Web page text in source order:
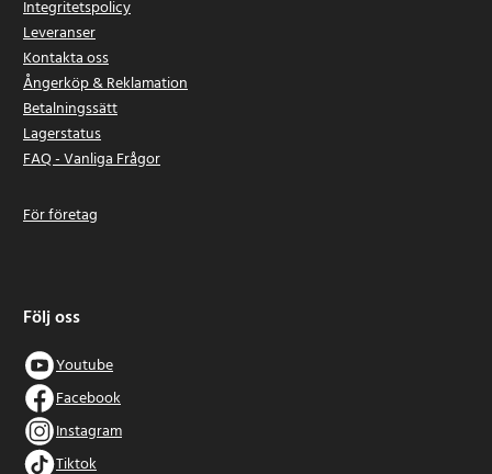
Integritetspolicy
Leveranser
Kontakta oss
Ångerköp & Reklamation
Betalningssätt
Lagerstatus
FAQ - Vanliga Frågor
För företag
Följ oss
Youtube
Facebook
Instagram
Tiktok